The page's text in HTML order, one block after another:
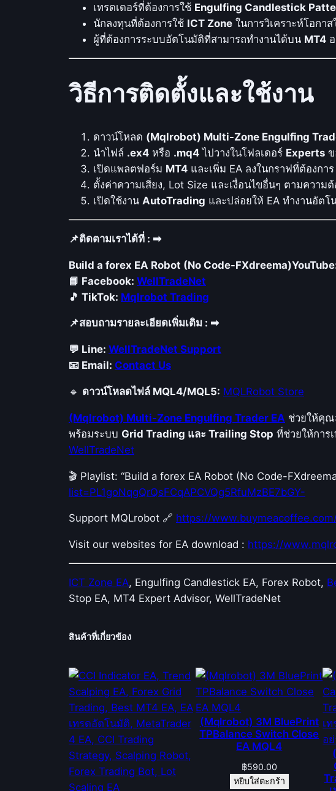
เทรดเดอร์ที่ต้องการใช้ Engulfing Candlestick
นักลงทุนที่ต้องการใช้ ICT Zone ในการวิเคราะห์โอกาส
ผู้ที่ต้องการระบบอัตโนมัติที่สามารถทำงานได้บน MT4
วิธีการติดตั้งและใช้งาน
ดาวน์โหลด (Mqlrobot) Multi-Zone Engulfing
นำไฟล์ .ex4 หรือ .mq4 ไปวางในโฟลเดอร์ Experts ข
เปิดแพลตฟอร์ม MT4 และเพิ่ม EA ลงในกราฟที่ต้องการ
ตั้งค่าความเสี่ยง, Lot Size และเงื่อนไขอื่นๆ ตามความต้
เปิดใช้งาน AutoTrading และปล่อยให้ EA ทำงานอัตโ
📌ติดตามเราได้ที่ : ➡
Build a forex EA Robot (No Code-FXdreema)
📘 Facebook: WellTradeNet
🎵 TikTok: Mqlrobot Trading
📌สอบถามรายละเอียดเพิ่มเติม : ➡
💬 Line: WellTradeNet Support
📧 Email: Contact Us
🔹 ดาวน์โหลดไฟล์ MQL4/MQL5: MQLRobot Store
(Mqlrobot) Multi-Zone Engulfing Trader EA ช่วยให้คุณ
พร้อมระบบ Grid Trading และ Trailing Stop ที่ช่วยให้การ
WellTradeNet
🎬 Playlist: “Build a forex EA Robot (No Code-
list=PL1goNqgQrQsFCqAPCVQg5RfuMzBE7bGY-
Support MQLrobot 🔗 https://
Visit our websites for EA download : https://
ICT Zone EA, Engulfing Candlestick EA, Forex Robot,
Stop EA, MT4 Expert Advisor, WellTradeNet
สินค้าที่เกี่ยวข้อง
(Mqlrobot) 3M BluePrint
TPBalance Switch Close
EA MQL4
฿590.00
หยิบใส่ตะกร้า